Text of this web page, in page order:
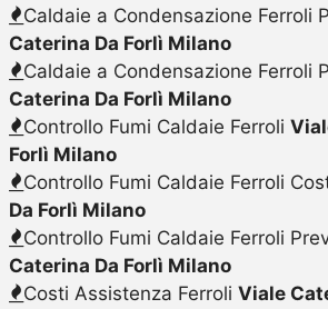
Caldaie a Condensazione Ferroli
Caterina Da Forlì Milano
Caldaie a Condensazione Ferroli
Caterina Da Forlì Milano
Controllo Fumi Caldaie Ferroli
Forlì Milano
Controllo Fumi Caldaie Ferroli
Da Forlì Milano
Controllo Fumi Caldaie Ferroli
Caterina Da Forlì Milano
Costi Assistenza Ferroli Viale